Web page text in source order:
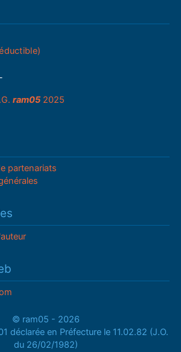
ram05 2025
partenariats
© ram05 - 2026
déclarée en Préfecture le 11.02.82 (J.O.
du 26/02/1982)